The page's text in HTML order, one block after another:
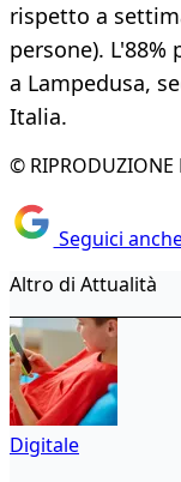
rispetto a
persone). L'88%
a Lampedusa,
Italia.
© RIPRODUZIONE
Seguici
Altro di Attualità
Digitale